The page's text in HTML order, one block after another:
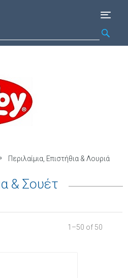
Περιλαίμια, Επιστήθια & Λουριά
& Σουέτ
1 –50 of 50